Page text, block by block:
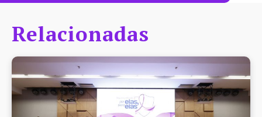
Relacionadas